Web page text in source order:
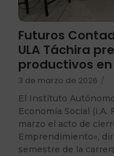
Futuros
ULA Táchira
productivos
3 de marzo de 2026 /
El Instituto
Economía Social (I.A.
marzo el acto de
Emprendimiento»,
semestre de la